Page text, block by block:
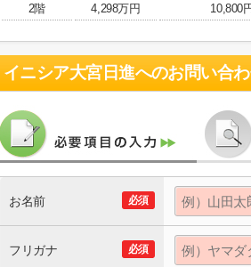
2階
4,298万円 10,800
イニシア大宮日進へのお問い合
必須
お名前
必須
フリガナ